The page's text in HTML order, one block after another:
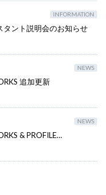
INFORMATION
タント説明会のお知らせ
NEWS
追加更新
NEWS
& PROFILE…